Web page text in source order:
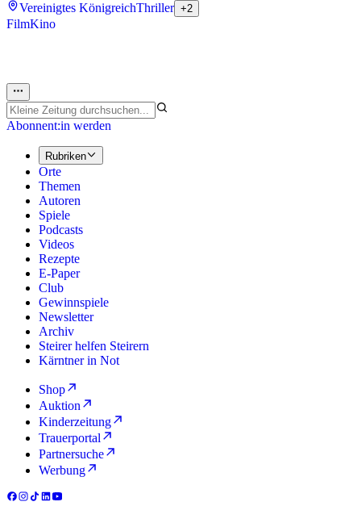
Vereinigtes KönigreichThriller +2
FilmKino
Abonnent:in werden
Rubriken
Orte
Themen
Autoren
Spiele
Podcasts
Videos
Rezepte
E-Paper
Club
Gewinnspiele
Newsletter
Archiv
Steirer helfen Steirern
Kärntner in Not
Shop
Auktion
Kinderzeitung
Trauerportal
Partnersuche
Werbung